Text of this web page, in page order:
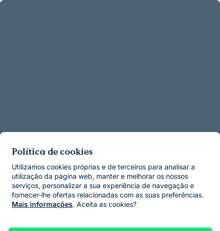
Política de cookies
Utilizamos cookies próprias e de terceiros para analisar a
utilização da página web, manter e melhorar os nossos
serviços, personalizar a sua experiência de navegação e
fornecer-lhe ofertas relacionadas com as suas preferências.
Mais informações. Aceita as cookies?